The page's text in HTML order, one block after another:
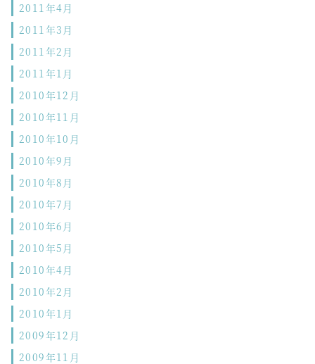
2011年4月
2011年3月
2011年2月
2011年1月
2010年12月
2010年11月
2010年10月
2010年9月
2010年8月
2010年7月
2010年6月
2010年5月
2010年4月
2010年2月
2010年1月
2009年12月
2009年11月